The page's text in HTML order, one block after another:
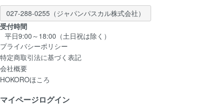
027-288-0255 （ジャパンパスカル株式会社）
受付時間
平日9:00～18:00（土日祝は除く）
プライバシーポリシー
特定商取引法に基づく表記
会社概要
HOKOROほころ
マイページログイン